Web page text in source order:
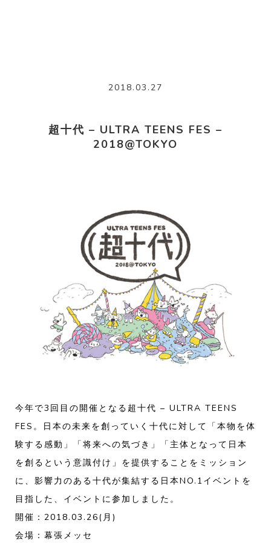
2018.03.27
超十代 – ULTRA TEENS FES –
2018@TOKYO
今年で3回目の開催となる超十代 – ULTRA TEENS
FES。日本の未来を創っていく十代に対して「本物を体
験する感動」「将来への気づき」「主体となって日本
を創るという意識付け」を提供することをミッション
に、影響力のある十代が集結する日本NO.1イベントを
目指した、イベントに参加しました。
開催：2018.03.26(月)
会場：幕張メッセ